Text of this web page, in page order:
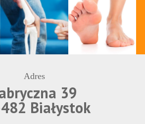
Adres
39
Białystok